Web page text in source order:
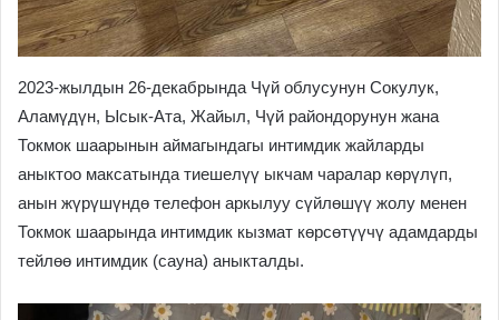
2023-жылдын 26-декабрында Чүй облусунун Сокулук,
Аламүдүн, Ысык-Ата, Жайыл, Чүй райондорунун жана
Токмок шаарынын аймагындагы интимдик жайларды
аныктоо максатында тиешелүү ыкчам чаралар көрүлүп,
анын жүрүшүндө телефон аркылуу сүйлөшүү жолу менен
Токмок шаарында интимдик кызмат көрсөтүүчү адамдарды
тейлөө интимдик (сауна) аныкталды.